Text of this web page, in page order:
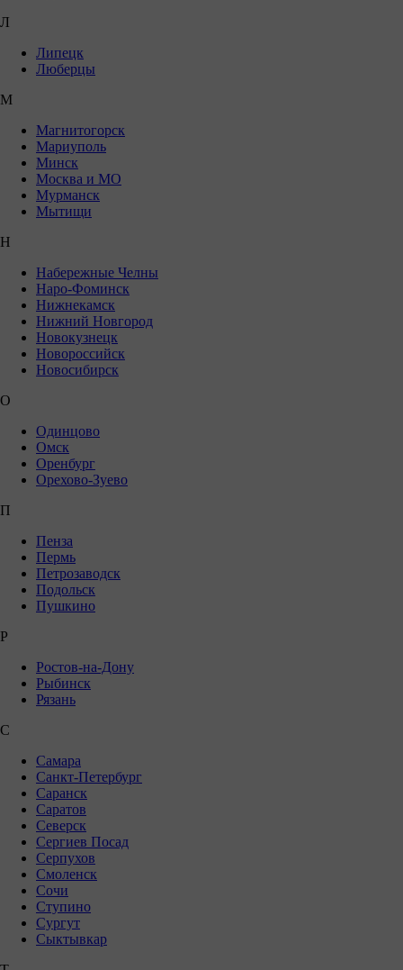
Л
Липецк
Люберцы
М
Магнитогорск
Мариуполь
Минск
Москва и МО
Мурманск
Мытищи
Н
Набережные Челны
Наро-Фоминск
Нижнекамск
Нижний Новгород
Новокузнецк
Новороссийск
Новосибирск
О
Одинцово
Омск
Оренбург
Орехово-Зуево
П
Пенза
Пермь
Петрозаводск
Подольск
Пушкино
Р
Ростов-на-Дону
Рыбинск
Рязань
С
Самара
Санкт-Петербург
Саранск
Саратов
Северск
Сергиев Посад
Серпухов
Смоленск
Сочи
Ступино
Сургут
Сыктывкар